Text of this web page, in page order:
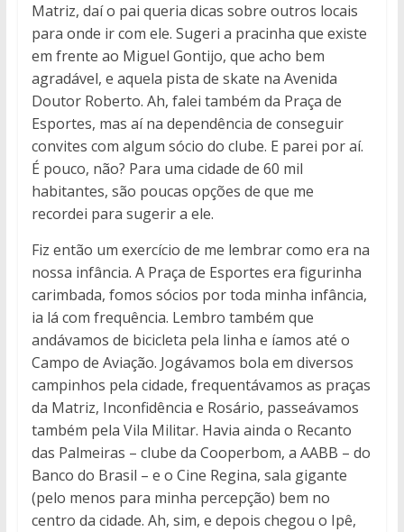
Matriz, daí o pai queria dicas sobre outros locais
para onde ir com ele. Sugeri a pracinha que existe
em frente ao Miguel Gontijo, que acho bem
agradável, e aquela pista de skate na Avenida
Doutor Roberto. Ah, falei também da Praça de
Esportes, mas aí na dependência de conseguir
convites com algum sócio do clube. E parei por aí.
É pouco, não? Para uma cidade de 60 mil
habitantes, são poucas opções de que me
recordei para sugerir a ele.
Fiz então um exercício de me lembrar como era na
nossa infância. A Praça de Esportes era figurinha
carimbada, fomos sócios por toda minha infância,
ia lá com frequência. Lembro também que
andávamos de bicicleta pela linha e íamos até o
Campo de Aviação. Jogávamos bola em diversos
campinhos pela cidade, frequentávamos as praças
da Matriz, Inconfidência e Rosário, passeávamos
também pela Vila Militar. Havia ainda o Recanto
das Palmeiras – clube da Cooperbom, a AABB – do
Banco do Brasil – e o Cine Regina, sala gigante
(pelo menos para minha percepção) bem no
centro da cidade. Ah, sim, e depois chegou o Ipê,